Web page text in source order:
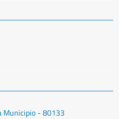
Municipio - 80133